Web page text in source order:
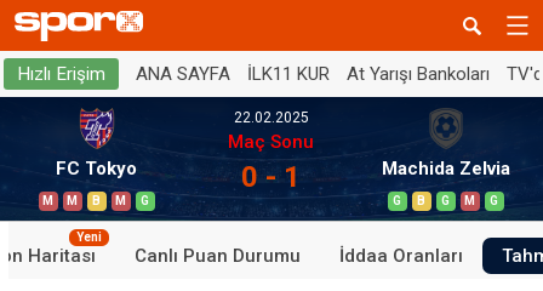
Hızlı Erişim ANA SAYFA İLK11 KUR At Yarışı Bankoları
FC Tokyo
M M B M G
22.02.2025
Maç Sonu
0 - 1 Machida Zelvia
G B G M G
Haritası
Yeni
Canlı Puan Durumu İddaa Oranları